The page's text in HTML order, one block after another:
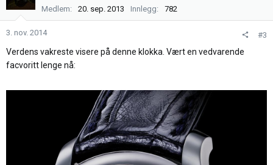
j
n
r
:
Medlem 20. sep. 2013 Innlegg 782
3. nov. 2014 #3
Verdens vakreste visere på denne klokka. Vært en vedvarende
facvoritt lenge nå: